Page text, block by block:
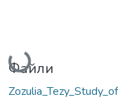
Вантажиться...
Файли